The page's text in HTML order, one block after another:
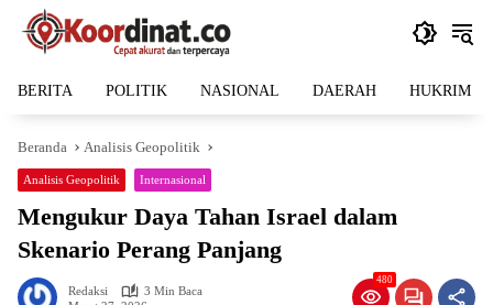
Langsung
BERITA POLITIK NASIONAL DAERAH HUKRIM
Beranda Analisis Geopolitik
Analisis Geopolitik Internasional
Mengukur Daya Tahan Israel dalam
Skenario Perang Panjang
Redaksi
3 Min Baca
480